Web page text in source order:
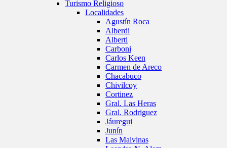
Turismo Religioso
Localidades
Agustín Roca
Alberdi
Alberti
Carboni
Carlos Keen
Carmen de Areco
Chacabuco
Chivilcoy
Cortinez
Gral. Las Heras
Gral. Rodriguez
Jáuregui
Junín
Las Malvinas